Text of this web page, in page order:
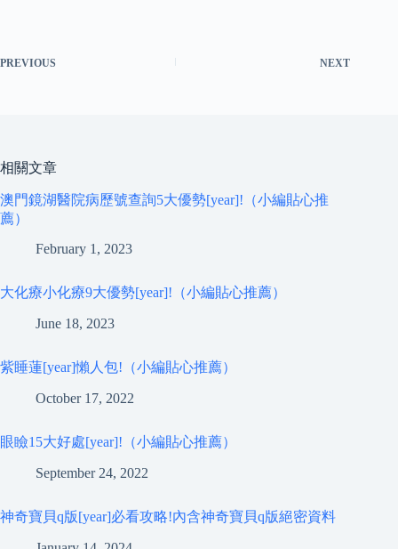
PREVIOUS NEXT
相關文章
澳門鏡湖醫院病歷號查詢5大優勢[year]!（小編貼心推
薦）
February 1, 2023
大化療小化療9大優勢[year]!（小編貼心推薦）
June 18, 2023
紫睡蓮[year]懶人包!（小編貼心推薦）
October 17, 2022
眼瞼15大好處[year]!（小編貼心推薦）
September 24, 2022
神奇寶貝q版[year]必看攻略!內含神奇寶貝q版絕密資料